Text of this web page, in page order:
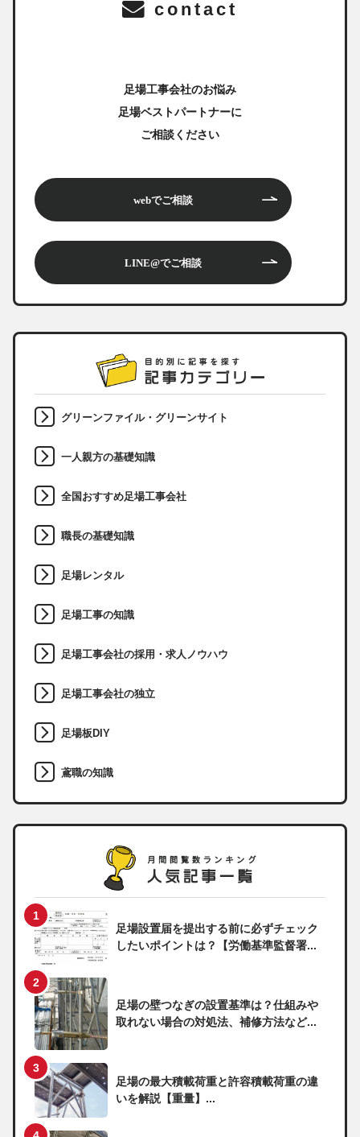
contact
足場工事会社のお悩み
足場ベストパートナーに
ご相談ください
webでご相談
LINE@でご相談
グリーンファイル・グリーンサイト
一人親方の基礎知識
全国おすすめ足場工事会社
職長の基礎知識
足場レンタル
足場工事の知識
足場工事会社の採用・求人ノウハウ
足場工事会社の独立
足場板DIY
鳶職の知識
足場設置届を提出する前に必ずチェック
したいポイントは？【労働基準監督署...
足場の壁つなぎの設置基準は？仕組みや
取れない場合の対処法、補修方法など...
足場の最大積載荷重と許容積載荷重の違
いを解説【重量】...